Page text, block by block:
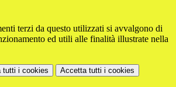
terzi da questo utilizzati si avvalgono di
ed utili alle finalità illustrate nella
tutti i cookies Accetta tutti i cookies